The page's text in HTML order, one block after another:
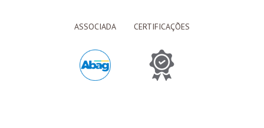
ASSOCIADA CERTIFICAÇÕES